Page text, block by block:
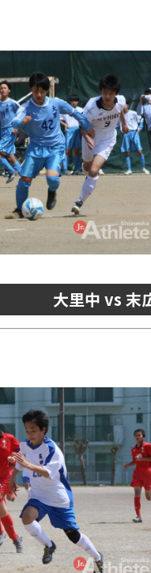
大里中 vs 末